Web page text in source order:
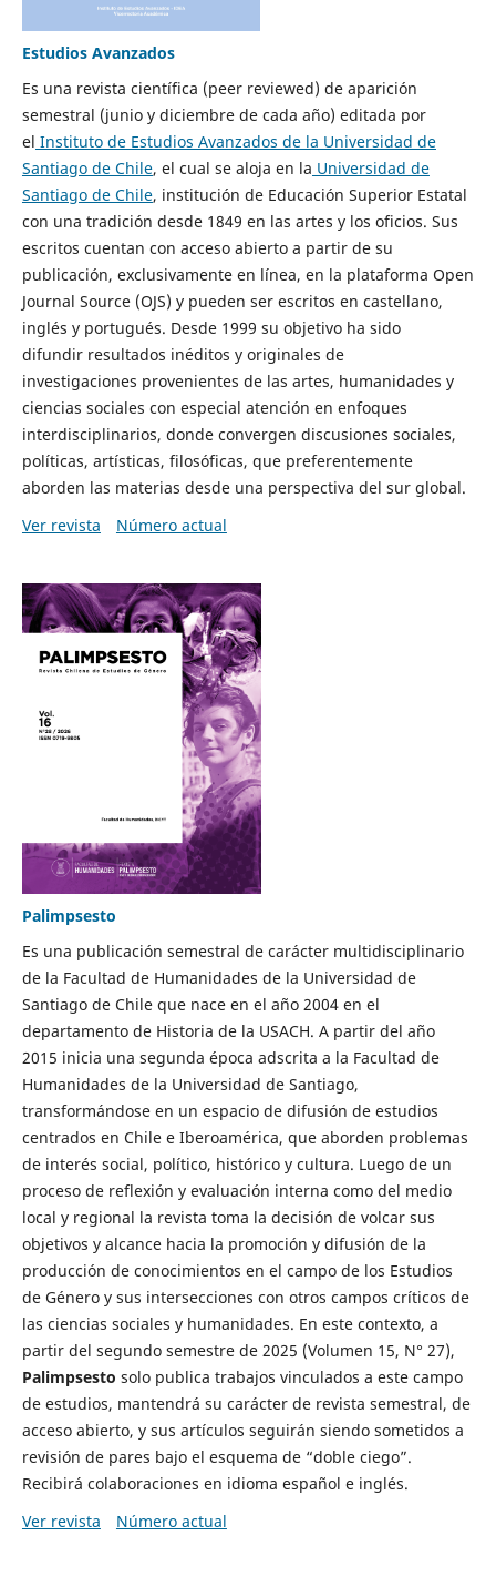
Estudios Avanzados
Es una revista científica (peer reviewed) de aparición
semestral (junio y diciembre de cada año) editada por
el Instituto de Estudios Avanzados de la Universidad de
Santiago de Chile, el cual se aloja en la Universidad de
Santiago de Chile, institución de Educación Superior Estatal
con una tradición desde 1849 en las artes y los oficios. Sus
escritos cuentan con acceso abierto a partir de su
publicación, exclusivamente en línea, en la plataforma Open
Journal Source (OJS) y pueden ser escritos en castellano,
inglés y portugués. Desde 1999 su objetivo ha sido
difundir resultados inéditos y originales de
investigaciones provenientes de las artes, humanidades y
ciencias sociales con especial atención en enfoques
interdisciplinarios, donde convergen discusiones sociales,
políticas, artísticas, filosóficas, que preferentemente
aborden las materias desde una perspectiva del sur global.
Ver revista
Número actual
Palimpsesto
Es una publicación semestral de carácter multidisciplinario
de la Facultad de Humanidades de la Universidad de
Santiago de Chile que nace en el año 2004 en el
departamento de Historia de la USACH. A partir del año
2015 inicia una segunda época adscrita a la Facultad de
Humanidades de la Universidad de Santiago,
transformándose en un espacio de difusión de estudios
centrados en Chile e Iberoamérica, que aborden problemas
de interés social, político, histórico y cultura. Luego de un
proceso de reflexión y evaluación interna como del medio
local y regional la revista toma la decisión de volcar sus
objetivos y alcance hacia la promoción y difusión de la
producción de conocimientos en el campo de los Estudios
de Género y sus intersecciones con otros campos críticos de
las ciencias sociales y humanidades. En este contexto, a
partir del segundo semestre de 2025 (Volumen 15, N° 27),
Palimpsesto solo publica trabajos vinculados a este campo
de estudios, mantendrá su carácter de revista semestral, de
acceso abierto, y sus artículos seguirán siendo sometidos a
revisión de pares bajo el esquema de “doble ciego”.
Recibirá colaboraciones en idioma español e inglés.
Ver revista
Número actual